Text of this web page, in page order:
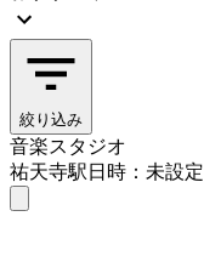
絞り込み
音楽スタジオ
祐天寺駅日時：未設定